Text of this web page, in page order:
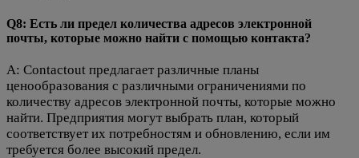
Q8: Есть ли предел количества адресов электронной
почты, которые можно найти с помощью контакта?
A: Contactout предлагает различные планы
ценообразования с различными ограничениями по
количеству адресов электронной почты, которые можно
найти. Предприятия могут выбрать план, который
соответствует их потребностям и обновлению, если им
требуется более высокий предел.